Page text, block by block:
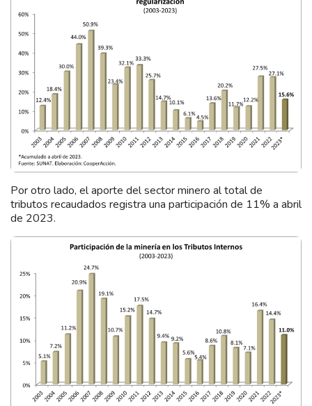
Por otro lado, el aporte del sector minero al total de
tributos recaudados registra una participación de 11% a abril
de 2023.